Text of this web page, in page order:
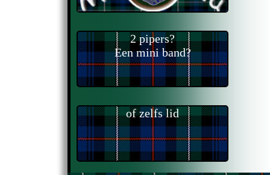
2 pipers?
Een mini band?
of zelfs lid